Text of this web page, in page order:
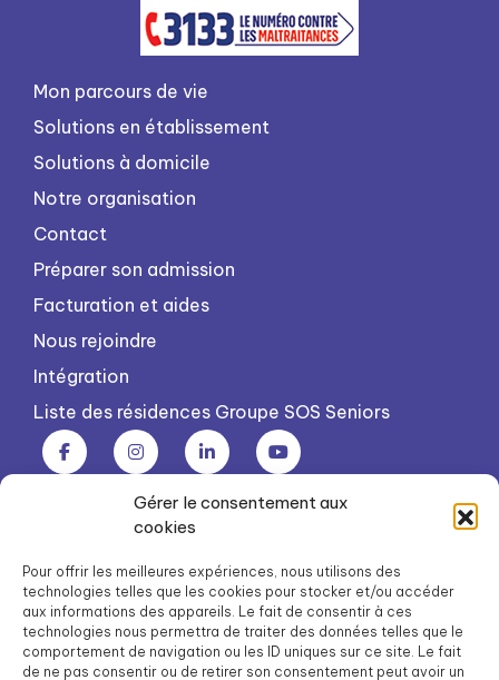
Gérer le consentement aux
cookies
Pour offrir les meilleures expériences, nous utilisons des
technologies telles que les cookies pour stocker et/ou accéder
aux informations des appareils. Le fait de consentir à ces
technologies nous permettra de traiter des données telles que le
comportement de navigation ou les ID uniques sur ce site. Le fait
de ne pas consentir ou de retirer son consentement peut avoir un
Mon parcours de vie
Solutions en établissement
Solutions à domicile
Notre organisation
Contact
Préparer son admission
Facturation et aides
Nous rejoindre
Intégration
Liste des résidences Groupe SOS Seniors
Groupe SOS Seniors est une association du Groupe SOS
dg.seniors@groupe-sos.org